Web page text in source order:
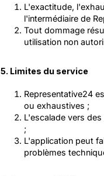
L'exactitude,
l'intermédiaire de
Tout dommage
utilisation non
5. Limites du service
Representative24
ou exhaustives ;
L'escalade vers
;
L'application peut
problèmes